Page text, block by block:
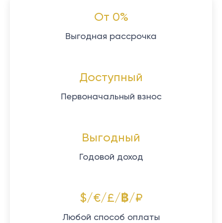
От 0%
Выгодная рассрочка
Доступный
Первоначальный взнос
Выгодный
Годовой доход
$/€/£/฿/₽
Любой способ оплаты